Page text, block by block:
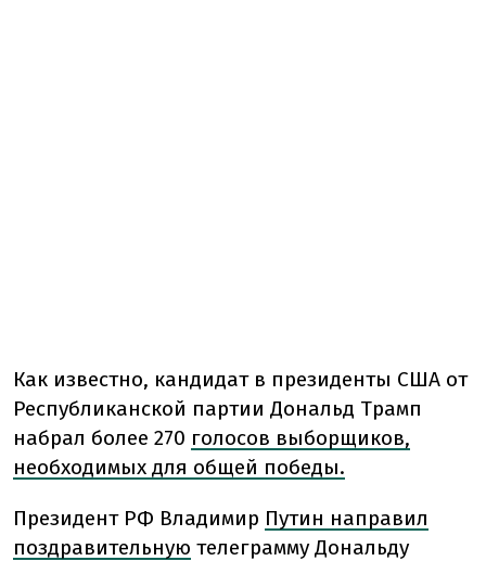
Как известно, кандидат в президенты США от
Республиканской партии Дональд Трамп
набрал более 270 голосов выборщиков,
необходимых для общей победы.
Президент РФ Владимир Путин направил
поздравительную телеграмму Дональду